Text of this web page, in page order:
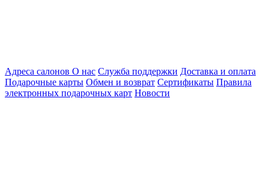
Адреса салонов О нас Служба поддержки Доставка и оплата
Подарочные карты Обмен и возврат Сертификаты Правила
электронных подарочных карт Новости